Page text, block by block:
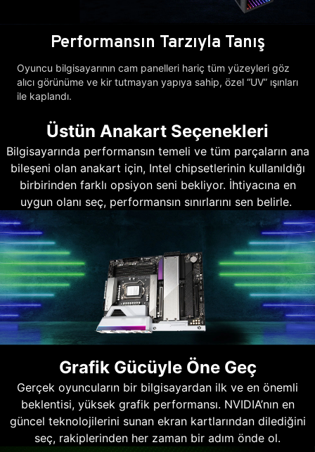
Performansın Tarzıyla Tanış
Oyuncu bilgisayarının cam panelleri hariç tüm yüzeyleri göz
alıcı görünüme ve kir tutmayan yapıya sahip, özel “UV” ışınları
ile kaplandı.
Üstün Anakart Seçenekleri
Bilgisayarında performansın temeli ve tüm parçaların ana
bileşeni olan anakart için, Intel chipsetlerinin kullanıldığı
birbirinden farklı opsiyon seni bekliyor. İhtiyacına en
uygun olanı seç, performansın sınırlarını sen belirle.
Grafik Gücüyle Öne Geç
Gerçek oyuncuların bir bilgisayardan ilk ve en önemli
beklentisi, yüksek grafik performansı. NVIDIA’nın en
güncel teknolojilerini sunan ekran kartlarından dilediğini
seç, rakiplerinden her zaman bir adım önde ol.